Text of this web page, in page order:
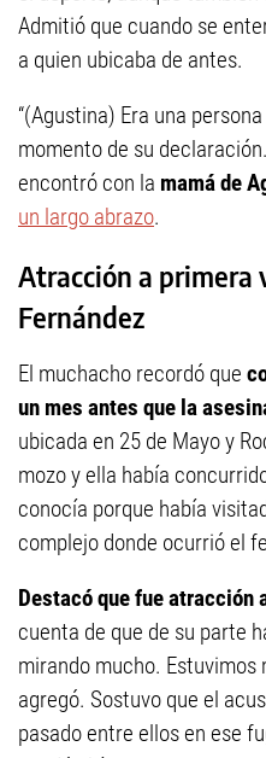
Admitió que cuando se
a quien ubicaba de antes.
“(Agustina) Era una
momento de su
encontró con la mamá de
un largo abrazo.
Atracción a primera
Fernández
El muchacho recordó que
un mes antes que la
ubicada en 25 de Mayo y
mozo y ella había
conocía porque había
complejo donde ocurrió el
Destacó que fue atracción
cuenta de que de su parte
mirando mucho. Estuvimos
agregó. Sostuvo que el
pasado entre ellos en ese